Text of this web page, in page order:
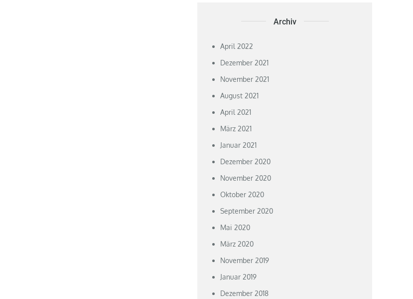
Archiv
April 2022
Dezember 2021
November 2021
August 2021
April 2021
März 2021
Januar 2021
Dezember 2020
November 2020
Oktober 2020
September 2020
Mai 2020
März 2020
November 2019
Januar 2019
Dezember 2018